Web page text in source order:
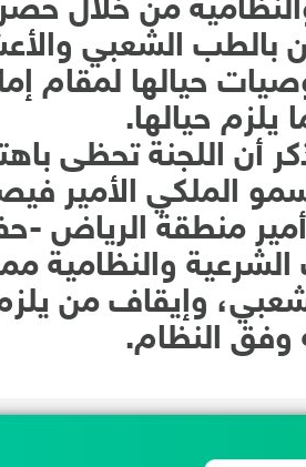
من خلال حصر
بالطب الشعبي
حيالها لمقام
يلزم حيالها.
أن اللجنة تحظى
الملكي الأمير
أمير منطقة الرياض -
الشرعية والنظامية
وإيقاف من
وفق النظام.